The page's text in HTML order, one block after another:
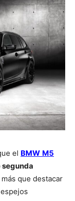
el BMW M5
segunda
que destacar